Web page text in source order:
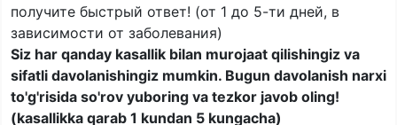
получите быстрый ответ! (от 1 до 5-ти дней, в
зависимости от заболевания)
Siz har qanday kasallik bilan murojaat qilishingiz va
sifatli davolanishingiz mumkin. Bugun davolanish narxi
to'g'risida so'rov yuboring va tezkor javob oling!
(kasallikka qarab 1 kundan 5 kungacha)